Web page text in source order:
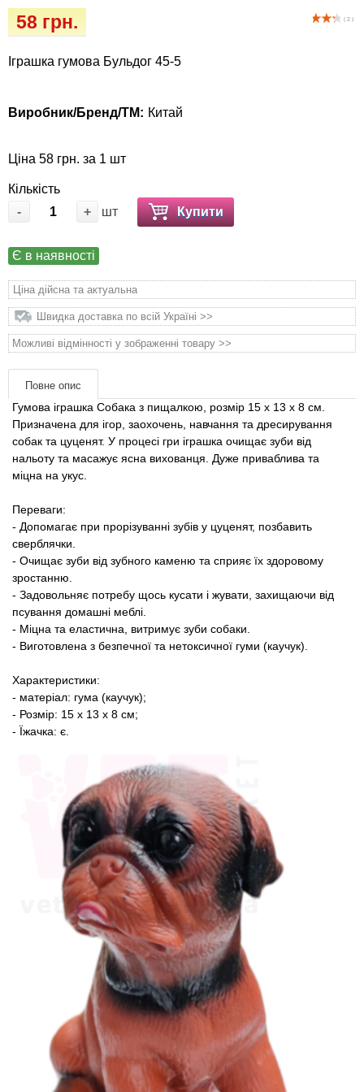
( 2 )
58 грн.
Іграшка гумова Бульдог 45-5
Виробник/Бренд/ТМ: Китай
Ціна 58 грн. за 1 шт
Кількість
-
+ шт Купити
Є в наявності
Ціна дійсна та актуальна
Швидка доставка по всій Україні >>
Можливі відмінності у зображенні товару >>
Повне опис
Гумова іграшка Собака з пищалкою, розмір 15 х 13 х 8 см.
Призначена для ігор, заохочень, навчання та дресирування
собак та цуценят. У процесі гри іграшка очищає зуби від
нальоту та масажує ясна вихованця. Дуже приваблива та
міцна на укус.
Переваги:
​​- Допомагає при прорізуванні зубів у цуценят, позбавить
сверблячки.
- Очищає зуби від зубного каменю та сприяє їх здоровому
зростанню.
- Задовольняє потребу щось кусати і жувати, захищаючи від
псування домашні меблі.
- Міцна та еластична, витримує зуби собаки.
- Виготовлена ​​з безпечної та нетоксичної гуми (каучук).
Характеристики:
- матеріал: гума (каучук);
- Розмір: 15 х 13 х 8 см;
- Їжачка: є.
Vet Diet Canine Wet - ветеринарные диеты
для собак
Одяг та взуття
Перенесення, сумки, клітини
Післяопераційні засоби та витратні
матеріали
Подарункові сертифікати
Товари для голубів
Товари для гризунів
Товари для коней
Хозряд - господарчі товари оптом
Популярні зоотоварі
Архів / Знято з виробництва